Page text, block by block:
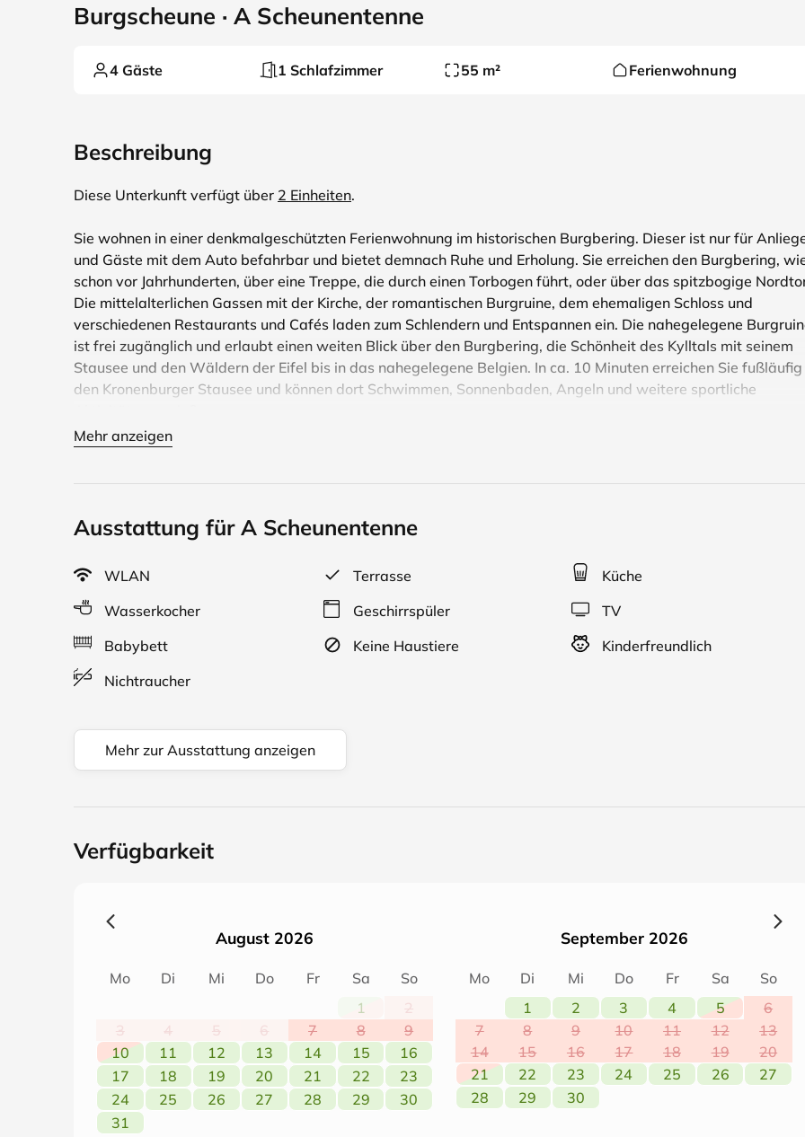
Burgscheune · A Scheunentenne
4 Gäste 1 Schlafzimmer 55 m² Ferienwohnung
Beschreibung
Diese Unterkunft verfügt über 2 Einheiten.
Sie wohnen in einer denkmalgeschützten Ferienwohnung im historischen Burgbering. Dieser ist nur für
und Gäste mit dem Auto befahrbar und bietet demnach Ruhe und Erholung. Sie erreichen den Burgbering,
schon vor Jahrhunderten, über eine Treppe, die durch einen Torbogen führt, oder über das spitzbogige
Die mittelalterlichen Gassen mit der Kirche, der romantischen Burgruine, dem ehemaligen Schloss und
verschiedenen Restaurants und Cafés laden zum Schlendern und Entspannen ein. Die nahegelegene
ist frei zugänglich und erlaubt einen weiten Blick über den Burgbering, die Schönheit des Kylltals mit seinem
Stausee und den Wäldern der Eifel bis in das nahegelegene Belgien. In ca. 10 Minuten erreichen Sie fußläufig
den Kronenburger Stausee und können dort Schwimmen, Sonnenbaden, Angeln und weitere sportliche
Terrasse mit Sitzgelegenheit. Bei Bedarf können wir Ihnen ein Kinderbett und einen Hochstuhl zur Verfügung
stellen. Das Appartement ist allergikerfreundlich, das Mitbringen von Haustieren ist daher nicht möglich. Es
Mehr anzeigen
Ausstattung für A Scheunentenne
WLAN Terrasse
Küche
Wasserkocher
Geschirrspüler
TV
Babybett
Keine Haustiere
Kinderfreundlich
Nichtraucher
Mehr zur Ausstattung anzeigen
Verfügbarkeit
August 2026
Mo Di Mi Do Fr Sa
So
1
2
3
4 5 6 7 8
9
10
11 12 13 14 15
16
17
18 19 20 21 22
23
24
25 26 27 28 29
30
31
September 2026
Mo Di Mi Do Fr Sa
So
1
2 3 4 5
6
7
8 9 10 11 12
13
14
15 16 17 18 19
20
21
22 23 24 25 26
27
28
29 30